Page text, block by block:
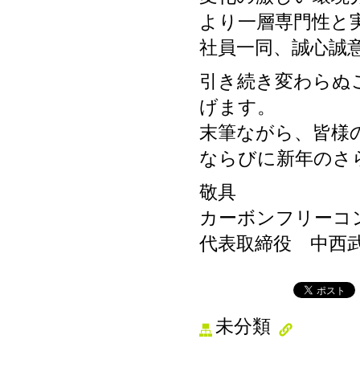
より一層専門性と
社員一同、誠心誠
引き続き変わらぬ
げます。
末筆ながら、皆様
ならびに新年のさ
敬具
カーボンフリーコ
代表取締役 中西
未分類